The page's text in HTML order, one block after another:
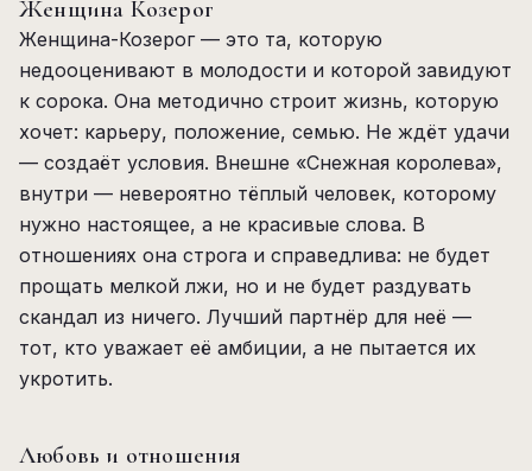
Женщина Козерог
Женщина-Козерог — это та, которую
недооценивают в молодости и которой завидуют
к сорока. Она методично строит жизнь, которую
хочет: карьеру, положение, семью. Не ждёт удачи
— создаёт условия. Внешне «Снежная королева»,
внутри — невероятно тёплый человек, которому
нужно настоящее, а не красивые слова. В
отношениях она строга и справедлива: не будет
прощать мелкой лжи, но и не будет раздувать
скандал из ничего. Лучший партнёр для неё —
тот, кто уважает её амбиции, а не пытается их
укротить.
Любовь и отношения